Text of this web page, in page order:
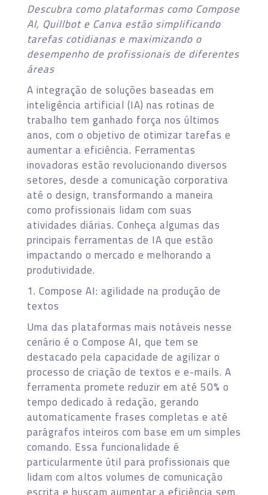
Descubra como plataformas como Compose
AI, Quillbot e Canva estão simplificando
tarefas cotidianas e maximizando o
desempenho de profissionais de diferentes
áreas
A integração de soluções baseadas em
inteligência artificial (IA) nas rotinas de
trabalho tem ganhado força nos últimos
anos, com o objetivo de otimizar tarefas e
aumentar a eficiência. Ferramentas
inovadoras estão revolucionando diversos
setores, desde a comunicação corporativa
até o design, transformando a maneira
como profissionais lidam com suas
atividades diárias. Conheça algumas das
principais ferramentas de IA que estão
impactando o mercado e melhorando a
produtividade.
1. Compose AI: agilidade na produção de
textos
Uma das plataformas mais notáveis nesse
cenário é o Compose AI, que tem se
destacado pela capacidade de agilizar o
processo de criação de textos e e-mails. A
ferramenta promete reduzir em até 50% o
tempo dedicado à redação, gerando
automaticamente frases completas e até
parágrafos inteiros com base em um simples
comando. Essa funcionalidade é
particularmente útil para profissionais que
lidam com altos volumes de comunicação
escrita e buscam aumentar a eficiência sem